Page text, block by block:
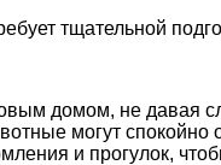
тщательной
домом, не давая
могут спокойно
и прогулок,